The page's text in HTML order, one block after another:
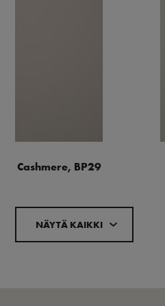
Cashmere, BP29
NÄYTÄ KAIKKI